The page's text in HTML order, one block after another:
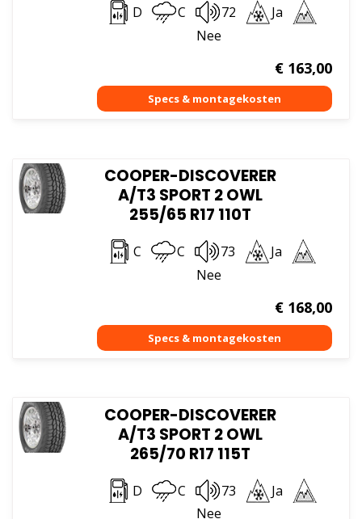
D C 72
Ja
Nee
€163,00
COOPER-DISCOVERER
A/T3 SPORT 2 OWL
255/65 R17 110T
C C 73
Ja
Nee
€168,00
COOPER-DISCOVERER
A/T3 SPORT 2 OWL
265/70 R17 115T
D C 73
Ja
Nee